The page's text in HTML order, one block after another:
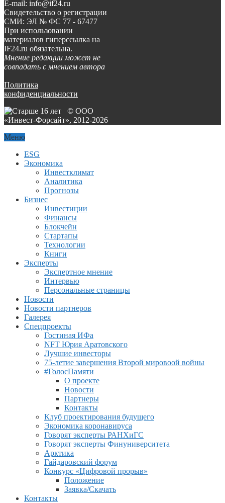
E-mail: info@if24.ru
Свидетельство о регистрации
СМИ: ЭЛ № ФС 77 - 67477
При использовании
материалов гиперссылка на
IF24.ru обязательна.
Мнение редакции может не
совпадать с мнением автора
Политика
конфиденциальности
© ООО
«Инвест-Форсайт», 2012-2026
Меню
ESG
Экономика
Инвестклимат
Аналитика
Прогнозы
Бизнес
Инвестиции
Финансы
Блокчейн
Стартапы
Технологии
Книги
Эксперты
Экспертное мнение
Интервью
Персональные страницы
Новости
Новости партнеров
Галерея
Спецпроекты
Гостиная ИФа
NFT Юрия Аратовского
Лучшие инвесторы
75-летие завершения Второй мировоой войны
#ГолосПамяти
О проекте
Новости
Партнеры
Контакты
Клуб проектирования будущего
Экономика коронавируса
Говорят эксперты РАНХиГС
Говорят эксперты Финуниверситета
Арктика
Гайдаровский форум
Конкурс «Цифровой прорыв»
Положение
Заявка/Скачать
Контакты